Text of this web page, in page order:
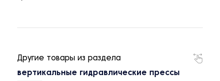
Другие товары из раздела
вертикальные гидравлические прессы